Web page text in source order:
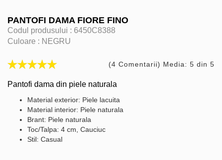
PANTOFI DAMA FIORE FINO
Codul produsului : 6450C8388
Culoare : NEGRU
(4 Comentarii) Media: 5 din 5
Pantofi dama din piele naturala
Material exterior: Piele lacuita
Material interior: Piele naturala
Brant: Piele naturala
Toc/Talpa: 4 cm, Cauciuc
Stil: Casual